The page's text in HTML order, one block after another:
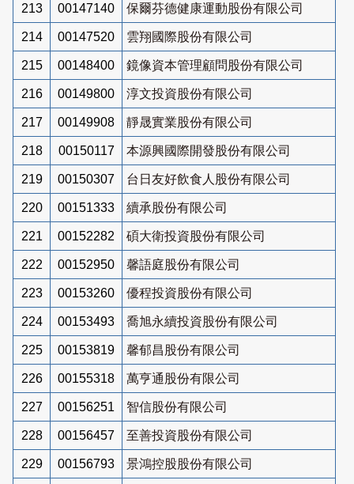
213 00147140 保爾芬德健康運動股份有限公司
214 00147520 雲翔國際股份有限公司
215 00148400 鏡像資本管理顧問股份有限公司
216 00149800 淳文投資股份有限公司
217 00149908 靜晟實業股份有限公司
218 00150117 本源興國際開發股份有限公司
219 00150307 台日友好飲食人股份有限公司
220 00151333 續承股份有限公司
221 00152282 碩大衛投資股份有限公司
222 00152950 馨語庭股份有限公司
223 00153260 優程投資股份有限公司
224 00153493 喬旭永續投資股份有限公司
225 00153819 馨郁昌股份有限公司
226 00155318 萬亨通股份有限公司
227 00156251 智信股份有限公司
228 00156457 至善投資股份有限公司
229 00156793 景鴻控股股份有限公司